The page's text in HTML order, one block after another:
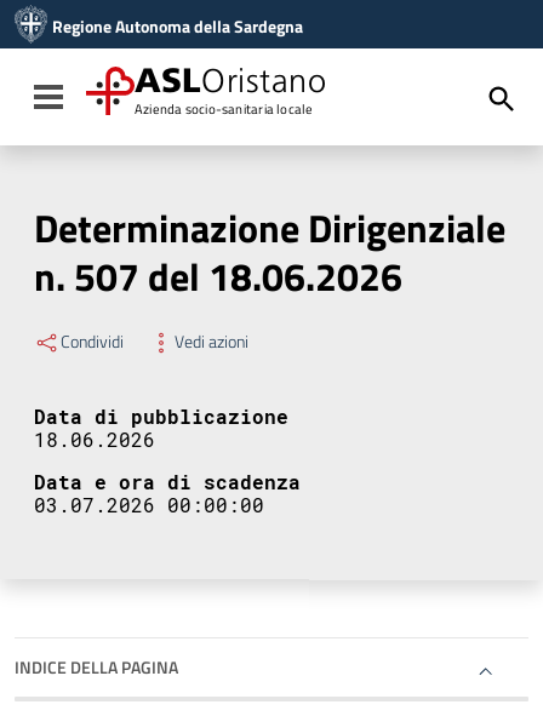
Vai al menu di navigazione
Vai al footer
Regione Autonoma della Sardegna
Toggle navigation
ASLOristano
Azienda socio-sanitaria locale
Determinazione Dirigenziale
n. 507 del 18.06.2026
Condividi Vedi azioni
Data di pubblicazione
18.06.2026
Data e ora di scadenza
03.07.2026 00:00:00
INDICE DELLA PAGINA